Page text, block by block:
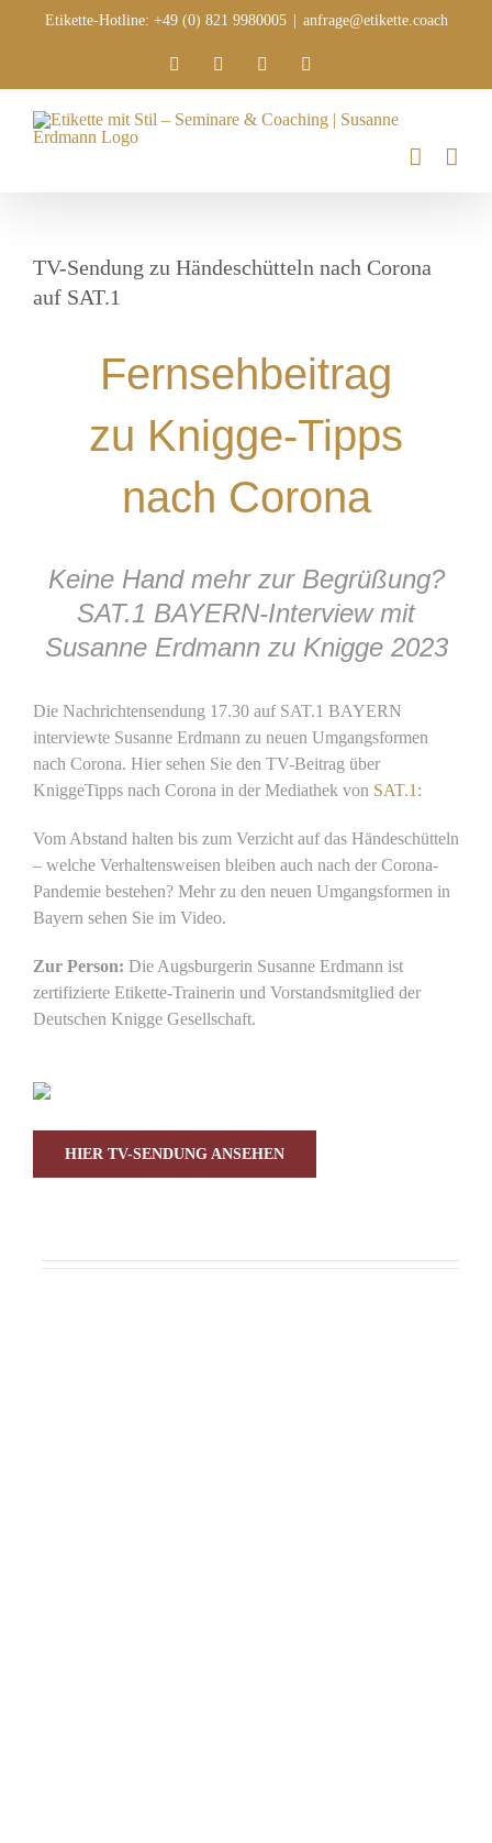
Etikette-Hotline: +49 (0) 821 9980005 anfrage@etikette.coach
LinkedInFacebook
TV-Sendung zu Händeschütteln nach Corona
auf SAT.1
Fernsehbeitrag
zu Knigge-Tipps
nach Corona
Keine Hand mehr zur Begrüßung?
SAT.1 BAYERN-Interview mit
Susanne Erdmann zu Knigge 2023
Die Nachrichtensendung 17.30 auf SAT.1 BAYERN
interviewte Susanne Erdmann zu neuen Umgangsformen
nach Corona. Hier sehen Sie den TV-Beitrag über
KniggeTipps nach Corona in der Mediathek von SAT.1 :
Vom Abstand halten bis zum Verzicht auf das Händeschütteln
– welche Verhaltensweisen bleiben auch nach der Corona-
Pandemie bestehen? Mehr zu den neuen Umgangsformen in
Bayern sehen Sie im Video.
Zur Person: Die Augsburgerin Susanne Erdmann ist
zertifizierte Etikette-Trainerin und Vorstandsmitglied der
Deutschen Knigge Gesellschaft.
HIER TV-SENDUNG ANSEHEN